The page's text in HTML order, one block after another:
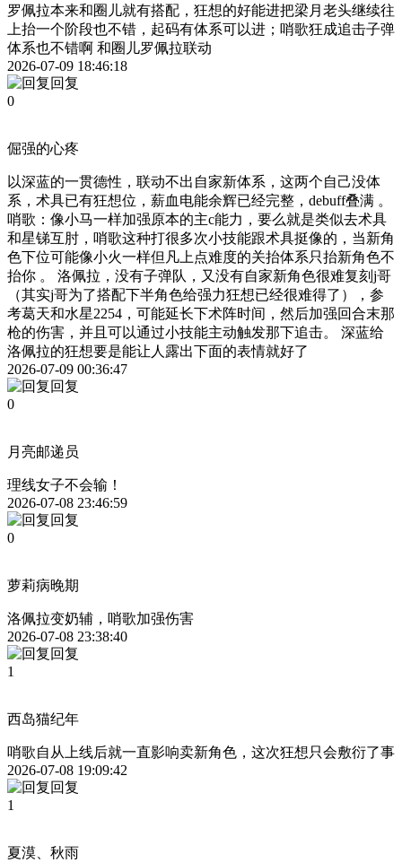
罗佩拉本来和圈儿就有搭配，狂想的好能进把梁月老头继续往
上抬一个阶段也不错，起码有体系可以进；哨歌狂成追击子弹
体系也不错啊 和圈儿罗佩拉联动
2026-07-09 18:46:18
回复
0
倔强的心疼
以深蓝的一贯德性，联动不出自家新体系，这两个自己没体
系，术具已有狂想位，薪血电能余辉已经完整，debuff叠满 。
哨歌：像小马一样加强原本的主c能力，要么就是类似去术具
和星锑互肘，哨歌这种打很多次小技能跟术具挺像的，当新角
色下位可能像小火一样但凡上点难度的关抬体系只抬新角色不
抬你 。 洛佩拉，没有子弹队，又没有自家新角色很难复刻j哥
（其实j哥为了搭配下半角色给强力狂想已经很难得了），参
考葛天和水星2254，可能延长下术阵时间，然后加强回合末那
枪的伤害，并且可以通过小技能主动触发那下追击。 深蓝给
洛佩拉的狂想要是能让人露出下面的表情就好了
2026-07-09 00:36:47
回复
0
月亮邮递员
理线女子不会输！
2026-07-08 23:46:59
回复
0
萝莉病晚期
洛佩拉变奶辅，哨歌加强伤害
2026-07-08 23:38:40
回复
1
西岛猫纪年
哨歌自从上线后就一直影响卖新角色，这次狂想只会敷衍了事
2026-07-08 19:09:42
回复
1
夏漠、秋雨